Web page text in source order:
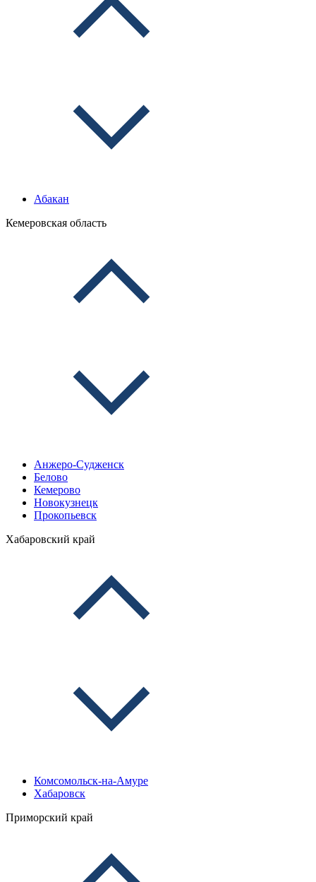
Абакан
Кемеровская область
Анжеро-Судженск
Белово
Кемерово
Новокузнецк
Прокопьевск
Хабаровский край
Комсомольск-на-Амуре
Хабаровск
Приморский край